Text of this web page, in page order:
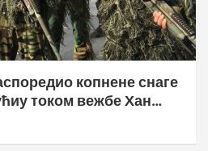
копнене снаге
током вежбе Хан